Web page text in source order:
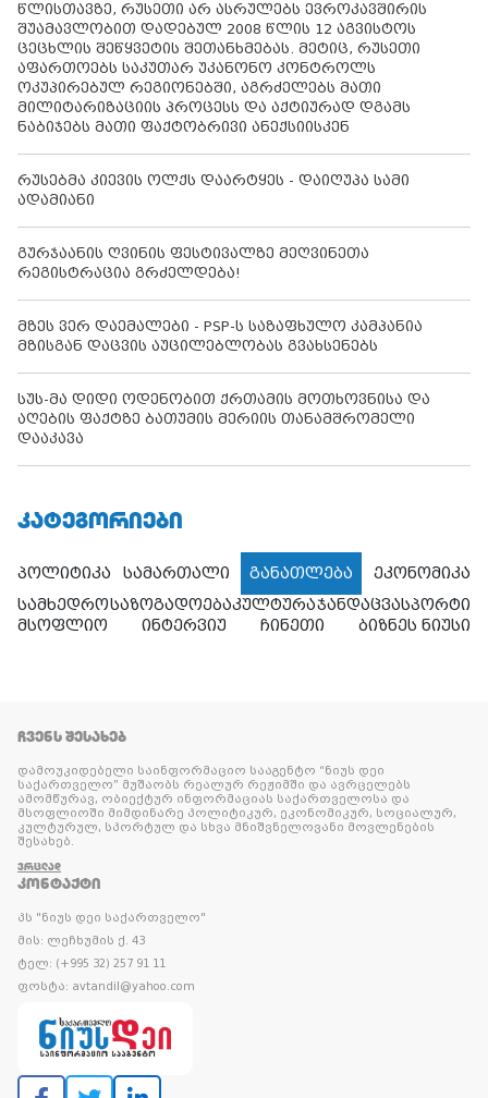
წლისთავზე, რუსეთი არ ასრულებს ევროკავშირის
შუამავლობით დადებულ 2008 წლის 12 აგვისტოს
ცეცხლის შეწყვეტის შეთანხმებას. მეტიც, რუსეთი
აფართოებს საკუთარ უკანონო კონტროლს
ოკუპირებულ რეგიონებში, აგრძელებს მათი
მილიტარიზაციის პროცესს და აქტიურად დგამს
ნაბიჯებს მათი ფაქტობრივი ანექსიისკენ
რუსებმა კიევის ოლქს დაარტყეს - დაიღუპა სამი
ადამიანი
გურჯაანის ღვინის ფესტივალზე მეღვინეთა
რეგისტრაცია გრძელდება!
მზეს ვერ დაემალები - PSP-ს საზაფხულო კამპანია
მზისგან დაცვის აუცილებლობას გვახსენებს
სუს-მა დიდი ოდენობით ქრთამის მოთხოვნისა და
აღების ფაქტზე ბათუმის მერიის თანამშრომელი
დააკავა
ᲙᲐᲢᲔᲒᲝᲠᲘᲔᲑᲘ
პოლიტიკა სამართალი განათლება
ეკონომიკა
სამხედროსაზოგადოებაკულტურაჯანდაცვასპორტი
მსოფლიო
ინტერვიუ ჩინეთი ბიზნეს ნიუსი
ᲩᲕᲔᲜᲡ ᲨᲔᲡᲐᲮᲔᲑ
დამოუკიდებელი საინფორმაციო სააგენტო “ნიუს დეი
საქართველო” მუშაობს რეალურ რეჟიმში და ავრცელებს
ამომწურავ, ობიექტურ ინფორმაციას საქართველოსა და
მსოფლიოში მიმდინარე პოლიტიკურ, ეკონომიკურ, სოციალურ,
კულტურულ, სპორტულ და სხვა მნიშვნელოვანი მოვლენების
შესახებ.
ᲕᲠᲪᲚᲐᲓ
ᲙᲝᲜᲢᲐᲥᲢᲘ
პს "ნიუს დეი საქართველო"
მის: ლეჩხუმის ქ. 43
ტელ: (+995 32) 257 91 11
ფოსტა: avtandil@yahoo.com